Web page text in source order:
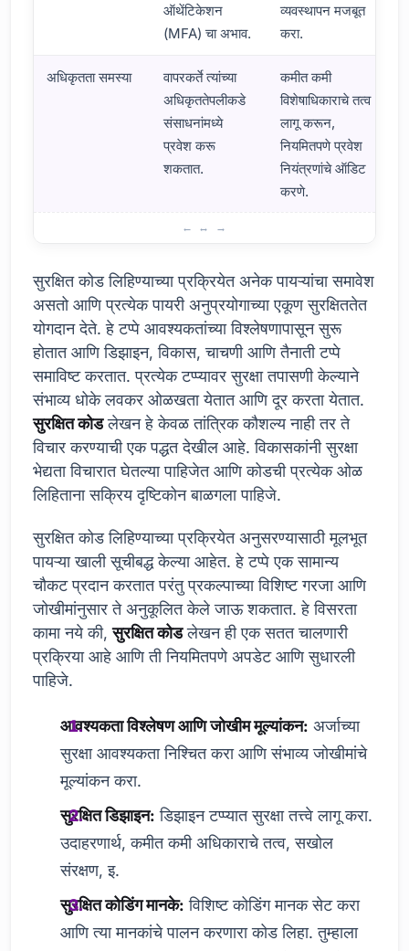
ऑथेंटिकेशन
(MFA) चा अभाव.
व्यवस्थापन मजबूत
करा.
अधिकृतता समस्या
वापरकर्ते त्यांच्या
अधिकृततेपलीकडे
संसाधनांमध्ये
प्रवेश करू
शकतात.
कमीत कमी
विशेषाधिकाराचे तत्व
लागू करून,
नियमितपणे प्रवेश
नियंत्रणांचे ऑडिट
करणे.
सुरक्षित कोड लिहिण्याच्या प्रक्रियेत अनेक पायऱ्यांचा समावेश
असतो आणि प्रत्येक पायरी अनुप्रयोगाच्या एकूण सुरक्षिततेत
योगदान देते. हे टप्पे आवश्यकतांच्या विश्लेषणापासून सुरू
होतात आणि डिझाइन, विकास, चाचणी आणि तैनाती टप्पे
समाविष्ट करतात. प्रत्येक टप्प्यावर सुरक्षा तपासणी केल्याने
संभाव्य धोके लवकर ओळखता येतात आणि दूर करता येतात.
सुरक्षित कोडलेखन हे केवळ तांत्रिक कौशल्य नाही तर ते
विचार करण्याची एक पद्धत देखील आहे. विकासकांनी सुरक्षा
भेद्यता विचारात घेतल्या पाहिजेत आणि कोडची प्रत्येक ओळ
लिहिताना सक्रिय दृष्टिकोन बाळगला पाहिजे.
सुरक्षित कोड लिहिण्याच्या प्रक्रियेत अनुसरण्यासाठी मूलभूत
पायऱ्या खाली सूचीबद्ध केल्या आहेत. हे टप्पे एक सामान्य
चौकट प्रदान करतात परंतु प्रकल्पाच्या विशिष्ट गरजा आणि
जोखीमांनुसार ते अनुकूलित केले जाऊ शकतात. हे विसरता
कामा नये की,सुरक्षित कोडलेखन ही एक सतत चालणारी
प्रक्रिया आहे आणि ती नियमितपणे अपडेट आणि सुधारली
पाहिजे.
आवश्यकता विश्लेषण आणि जोखीम मूल्यांकन: अर्जाच्या
सुरक्षा आवश्यकता निश्चित करा आणि संभाव्य जोखीमांचे
मूल्यांकन करा.
सुरक्षित डिझाइन: डिझाइन टप्प्यात सुरक्षा तत्त्वे लागू करा.
उदाहरणार्थ, कमीत कमी अधिकाराचे तत्व, सखोल
संरक्षण, इ.
सुरक्षित कोडिंग मानके: विशिष्ट कोडिंग मानक सेट करा
आणि त्या मानकांचे पालन करणारा कोड लिहा. तुम्हाला